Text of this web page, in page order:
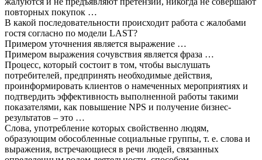
повторных покупок …
В какой последовательности происходит работа с жалобами
гостя согласно по модели LAST?
Примером уточнения является выражение …
Примером выражения сочувствия является фраза …
Процесс, который состоит в том, чтобы выслушать
потребителей, предпринять необходимые действия,
проинформировать клиентов о намеченных мероприятиях и
подтвердить эффективность выполненной работы такими
показателями, как повышение NPS и получение бизнес-
результатов – это …
Слова, употребление которых свойственно людям,
образующим обособленные социальные группы, т. е. слова и
выражения, встречающиеся в речи людей, связанных